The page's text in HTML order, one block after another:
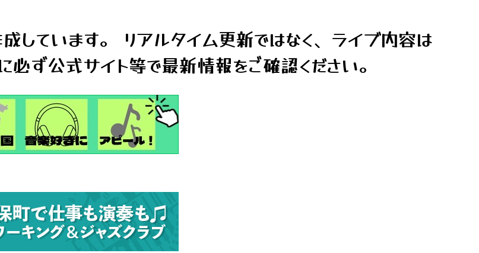
ています。 リアルタイム更新ではなく、ライブ内容は
ず公式サイト等で最新情報をご確認ください。